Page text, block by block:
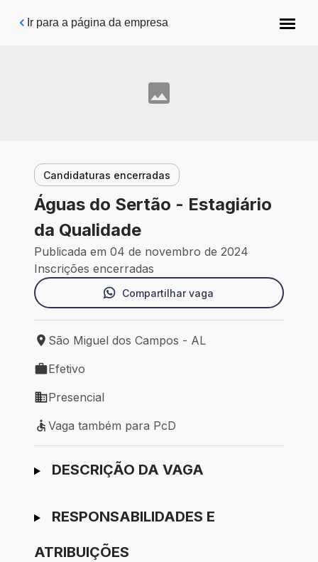
Pular para o conteúdo principal
Ir para a página da empresa
Candidaturas encerradas
Águas do Sertão - Estagiário
da Qualidade
Publicada em 04 de novembro de 2024
Inscrições encerradas
Compartilhar vaga
Local de trabalho: São Miguel dos Campos - AL
São Miguel dos Campos - AL
Tipo de vaga: Efetivo
Efetivo
Modelo de trabalho: Presencial
Presencial
Vaga também para PcD
Vaga também para PcD
Ir para candidatura
DESCRIÇÃO DA VAGA
RESPONSABILIDADES E
ATRIBUIÇÕES